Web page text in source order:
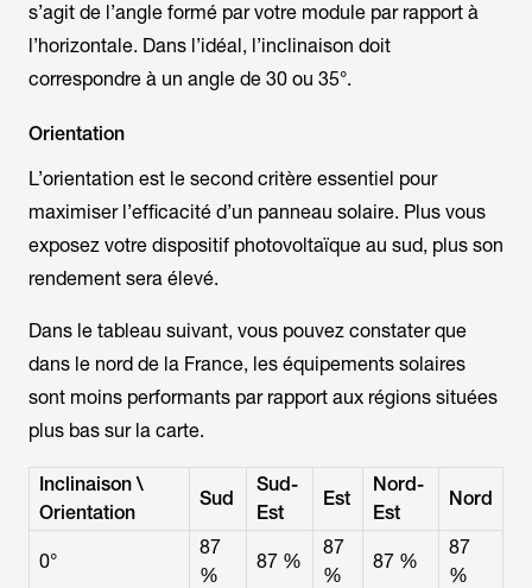
s’agit de l’angle formé par votre module par rapport à
l’horizontale. Dans l’idéal, l’inclinaison doit
correspondre à un angle de 30 ou 35°.
Orientation
L’orientation est le second critère essentiel pour
maximiser l’efficacité d’un panneau solaire. Plus vous
exposez votre dispositif photovoltaïque au sud, plus son
rendement sera élevé.
Dans le tableau suivant, vous pouvez constater que
dans le nord de la France, les équipements solaires
sont moins performants par rapport aux régions situées
plus bas sur la carte.
Inclinaison \
Orientation
Sud
Sud-
Est
Est
Nord-
Est
Nord
0°
87
%
87 %
87
%
87 %
87
%